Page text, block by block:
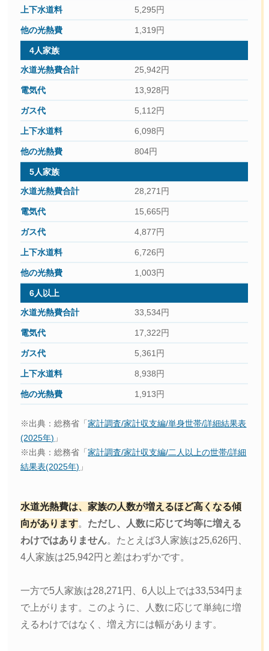
5,295円
1,319円
4人家族
25,942円
13,928円
5,112円
6,098円
804円
5人家族
28,271円
15,665円
4,877円
6,726円
1,003円
6人以上
33,534円
17,322円
5,361円
8,938円
1,913円
※出典：総務省「家計調査/家計収支編/単身世帯/詳細結果表
(2025年) 」
※出典：総務省「家計調査/家計収支編/二人以上の世帯/詳細
結果表(2025年) 」
水道光熱費は、家族の人数が増えるほど高くなる傾
向があります。 ただし、人数に応じて均等に増える
わけではありません。たとえば3人家族は25,626円、
4人家族は25,942円と差はわずかです。
一方で5人家族は28,271円、6人以上では33,534円ま
で上がります。このように、人数に応じて単純に増
えるわけではなく、増え方には幅があります。